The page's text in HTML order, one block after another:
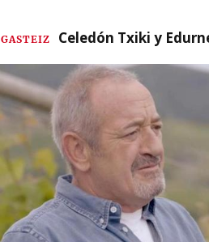
GASTEIZ Celedón Txiki y